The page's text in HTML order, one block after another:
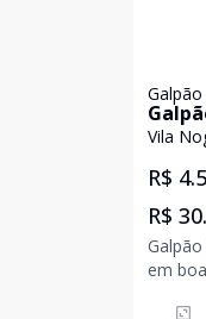
Galpão
Vila
R$
R$
em